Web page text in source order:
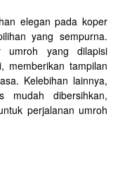
elegan pada koper
yang sempurna.
umroh yang dilapisi
memberikan tampilan
Kelebihan lainnya,
mudah dibersihkan,
perjalanan umroh